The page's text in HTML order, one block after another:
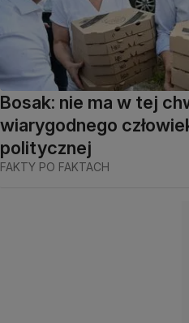
Bosak: nie ma w tej
wiarygodnego
politycznej
FAKTY PO FAKTACH